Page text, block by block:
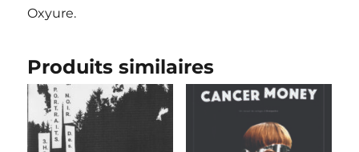
Oxyure.
Produits similaires